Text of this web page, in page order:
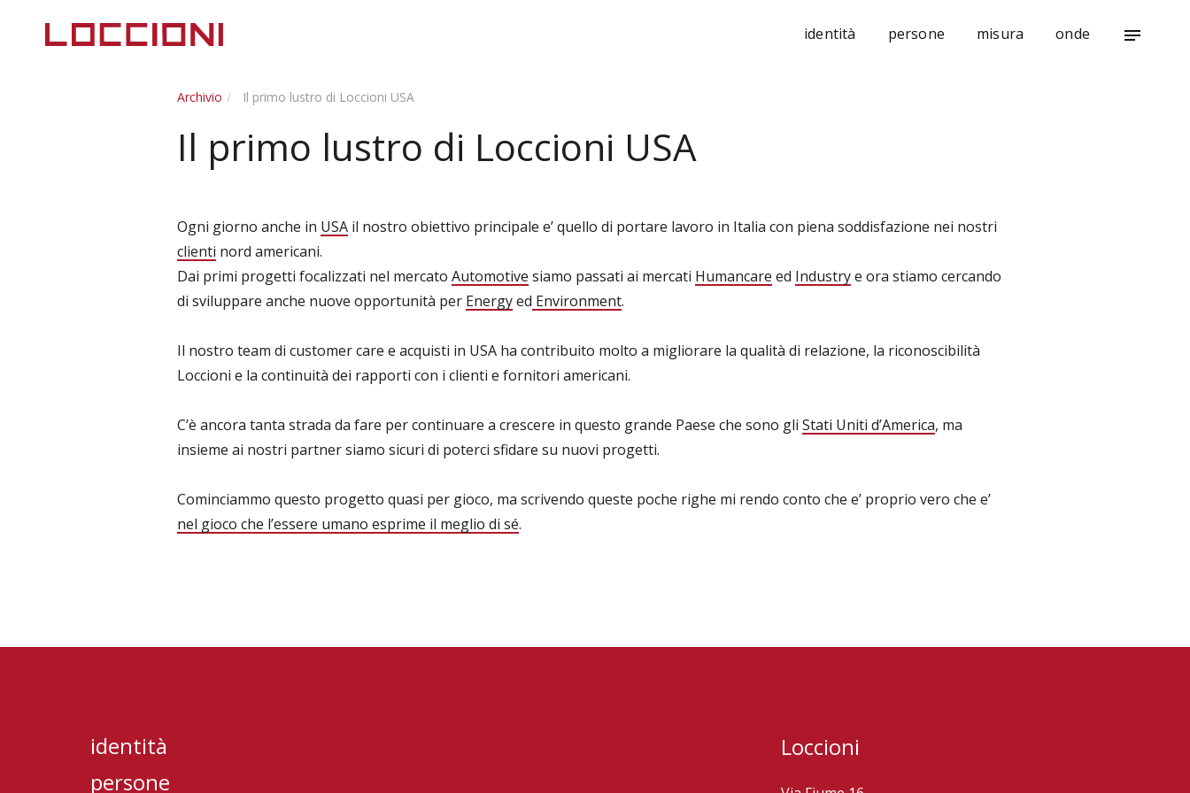
identità persone misura onde notes
Archivio Il primo lustro di Loccioni USA
Il primo lustro di Loccioni USA
Ogni giorno anche in USAil nostro obiettivo principale e’ quello di portare lavoro in Italia con piena soddisfazione nei nostri
clienti nord americani.
Dai primi progetti focalizzati nel mercato Automotive siamo passati ai mercati Humancare ed Industrye ora stiamo cercando
di sviluppare anche nuove opportunità per Energyed Environment.
Il nostro team di customer care e acquisti in USA ha contribuito molto a migliorare la qualità di relazione, la riconoscibilità
Loccioni e la continuità dei rapporti con i clienti e fornitori americani.
C’è ancora tanta strada da fare per continuare a crescere in questo grande Paese che sono gli Stati Uniti d’America, ma
insieme ai nostri partner siamo sicuri di poterci sfidare su nuovi progetti.
Cominciammo questo progetto quasi per gioco, ma scrivendo queste poche righe mi rendo conto che e’ proprio vero che e’
nel gioco che l’essere umano esprime il meglio di sé.
identità
persone
Loccioni